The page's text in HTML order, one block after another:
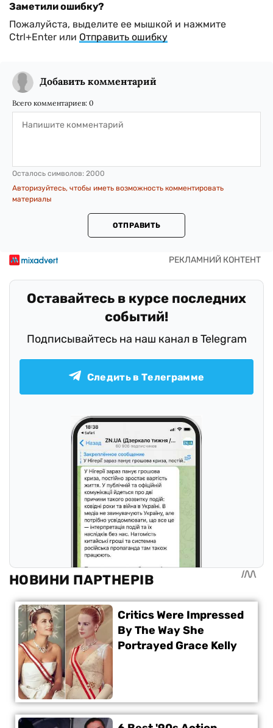
Заметили ошибку?
Пожалуйста, выделите ее мышкой и нажмите
Ctrl+Enter или Отправить ошибку
Добавить комментарий
Всего комментариев: 0
Осталось символов: 2000
Авторизуйтесь, чтобы иметь возможность комментировать
материалы
ОТПРАВИТЬ
Оставайтесь в курсе последних
событий!
Подписывайтесь на наш канал в Telegram
Следить в Телеграмме